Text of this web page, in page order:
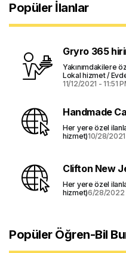
Popüler İlanlar
Gryro 365
Yakınımdakilere
Lokal hizmet /
11/12/2021 - 11:51
Handmade
Her yere özel
hizmet)10/28/
Clifton New
Her yere özel
hizmet)6/28/2022
Popüler Öğren-Bil